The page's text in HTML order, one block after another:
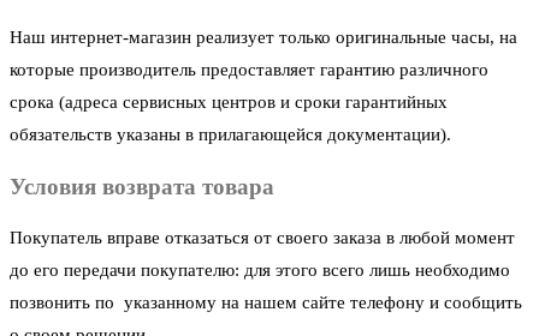
Наш интернет-магазин реализует только оригинальные часы, на
которые производитель предоставляет гарантию различного
срока (адреса сервисных центров и сроки гарантийных
обязательств указаны в прилагающейся документации).
Условия возврата товара
Покупатель вправе отказаться от своего заказа в любой момент
до его передачи покупателю: для этого всего лишь необходимо
позвонить по указанному на нашем сайте телефону и сообщить